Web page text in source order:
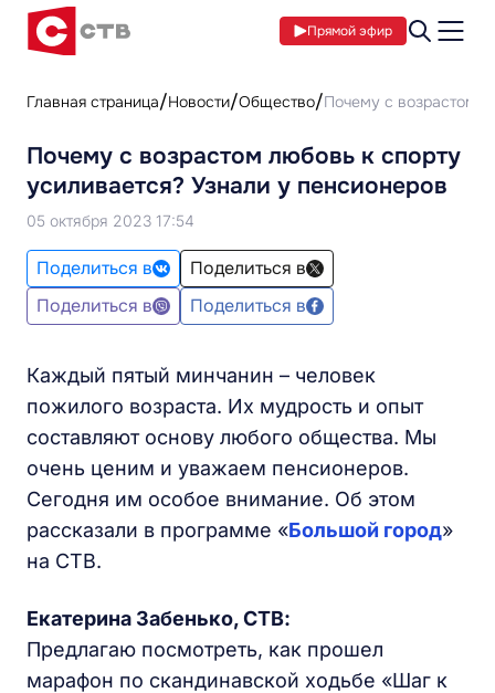
Прямой эфир
Главная страница Новости Общество Почему с возрастом
Почему с возрастом любовь к спорту
усиливается? Узнали у пенсионеров
05 октября 2023 17:54
Поделиться в
Поделиться в
Поделиться в
Поделиться в
Каждый пятый минчанин – человек
пожилого возраста. Их мудрость и опыт
составляют основу любого общества. Мы
очень ценим и уважаем пенсионеров.
Сегодня им особое внимание. Об этом
рассказали в программе «Большой город»
на СТВ.
Екатерина Забенько,СТВ:
Предлагаю посмотреть, как прошел
марафон по скандинавской ходьбе «Шаг к